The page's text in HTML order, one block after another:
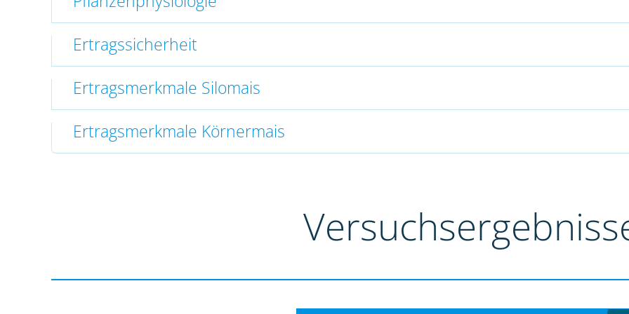
Ertragssicherheit
Ertragsmerkmale Silomais
Ertragsmerkmale Körnermais